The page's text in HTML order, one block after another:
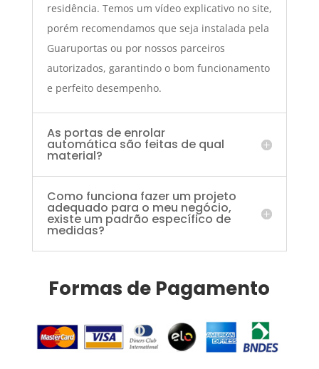
residência. Temos um vídeo explicativo no site,
porém recomendamos que seja instalada pela
Guaruportas ou por nossos parceiros
autorizados, garantindo o bom funcionamento
e perfeito desempenho.
As portas de enrolar
automática são feitas de qual
material?
Como funciona fazer um projeto
adequado para o meu negócio,
existe um padrão específico de
medidas?
Formas de Pagamento